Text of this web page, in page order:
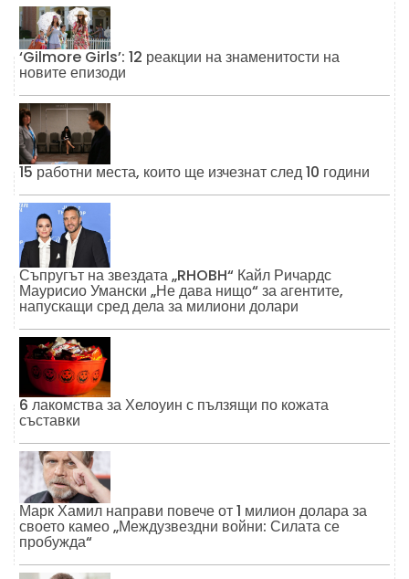
‘Gilmore Girls’: 12 реакции на знаменитости на
новите епизоди
15 работни места, които ще изчезнат след 10 години
Съпругът на звездата „RHOBH“ Кайл Ричардс
Маурисио Умански „Не дава нищо“ за агентите,
напускащи сред дела за милиони долари
6 лакомства за Хелоуин с пълзящи по кожата
съставки
Марк Хамил направи повече от 1 милион долара за
своето камео „Междузвездни войни: Силата се
пробужда“